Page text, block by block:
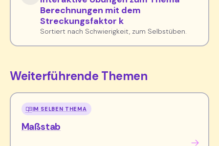
Berechnungen mit dem
Streckungsfaktor k
Sortiert nach Schwierigkeit, zum Selbstüben.
Weiterführende Themen
IM SELBEN THEMA
Maßstab